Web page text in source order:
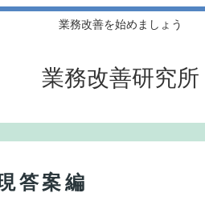
業務改善を始めましょう
業務改善研究所
答案編